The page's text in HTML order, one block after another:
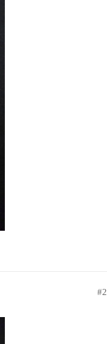
#2